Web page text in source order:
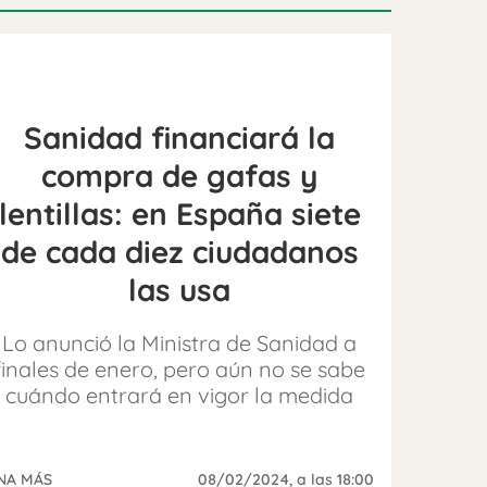
Sanidad financiará la
compra de gafas y
en España siete
de cada diez ciudadanos
las usa
Lo anunció la Ministra de Sanidad a
de enero, pero aún no se sabe
cuándo entrará en vigor la medida
MÁS 08/02/2024, a las 18:00